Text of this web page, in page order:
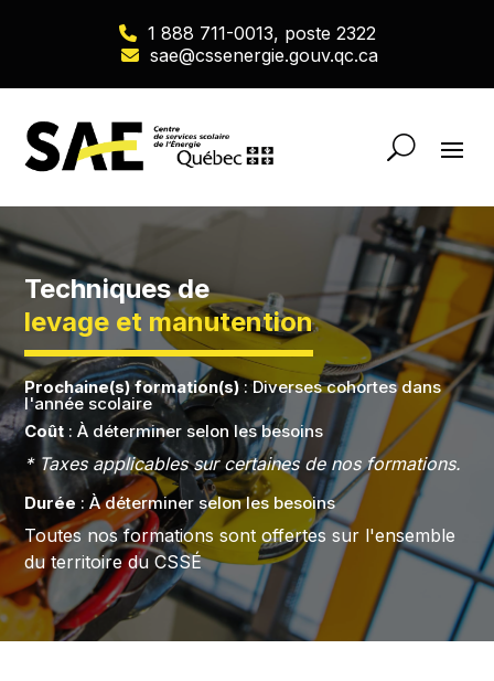
1 888 711-0013, poste 2322
sae@cssenergie.gouv.qc.ca
Techniques de
levage et manutention
Prochaine(s) formation(s): Diverses cohortes dans
l'année scolaire
Coût : À déterminer selon les besoins
* Taxes applicables sur certaines de nos formations.
Durée : À déterminer selon les besoins
Toutes nos formations sont offertes sur l'ensemble
du territoire du CSSÉ